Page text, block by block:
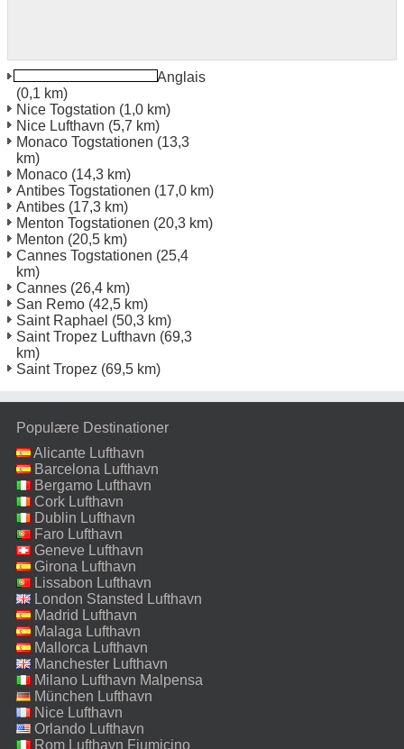
Nice Promenade Des Anglais
(0,1 km)
Nice Togstation (1,0 km)
Nice Lufthavn (5,7 km)
Monaco Togstationen (13,3
km)
Monaco (14,3 km)
Antibes Togstationen (17,0 km)
Antibes (17,3 km)
Menton Togstationen (20,3 km)
Menton (20,5 km)
Cannes Togstationen (25,4
km)
Cannes (26,4 km)
San Remo (42,5 km)
Saint Raphael (50,3 km)
Saint Tropez Lufthavn (69,3
km)
Saint Tropez (69,5 km)
Populære Destinationer
Alicante Lufthavn
Barcelona Lufthavn
Bergamo Lufthavn
Cork Lufthavn
Dublin Lufthavn
Faro Lufthavn
Geneve Lufthavn
Girona Lufthavn
Lissabon Lufthavn
London Stansted Lufthavn
Madrid Lufthavn
Malaga Lufthavn
Mallorca Lufthavn
Manchester Lufthavn
Milano Lufthavn Malpensa
München Lufthavn
Nice Lufthavn
Orlando Lufthavn
Rom Lufthavn Fiumicino